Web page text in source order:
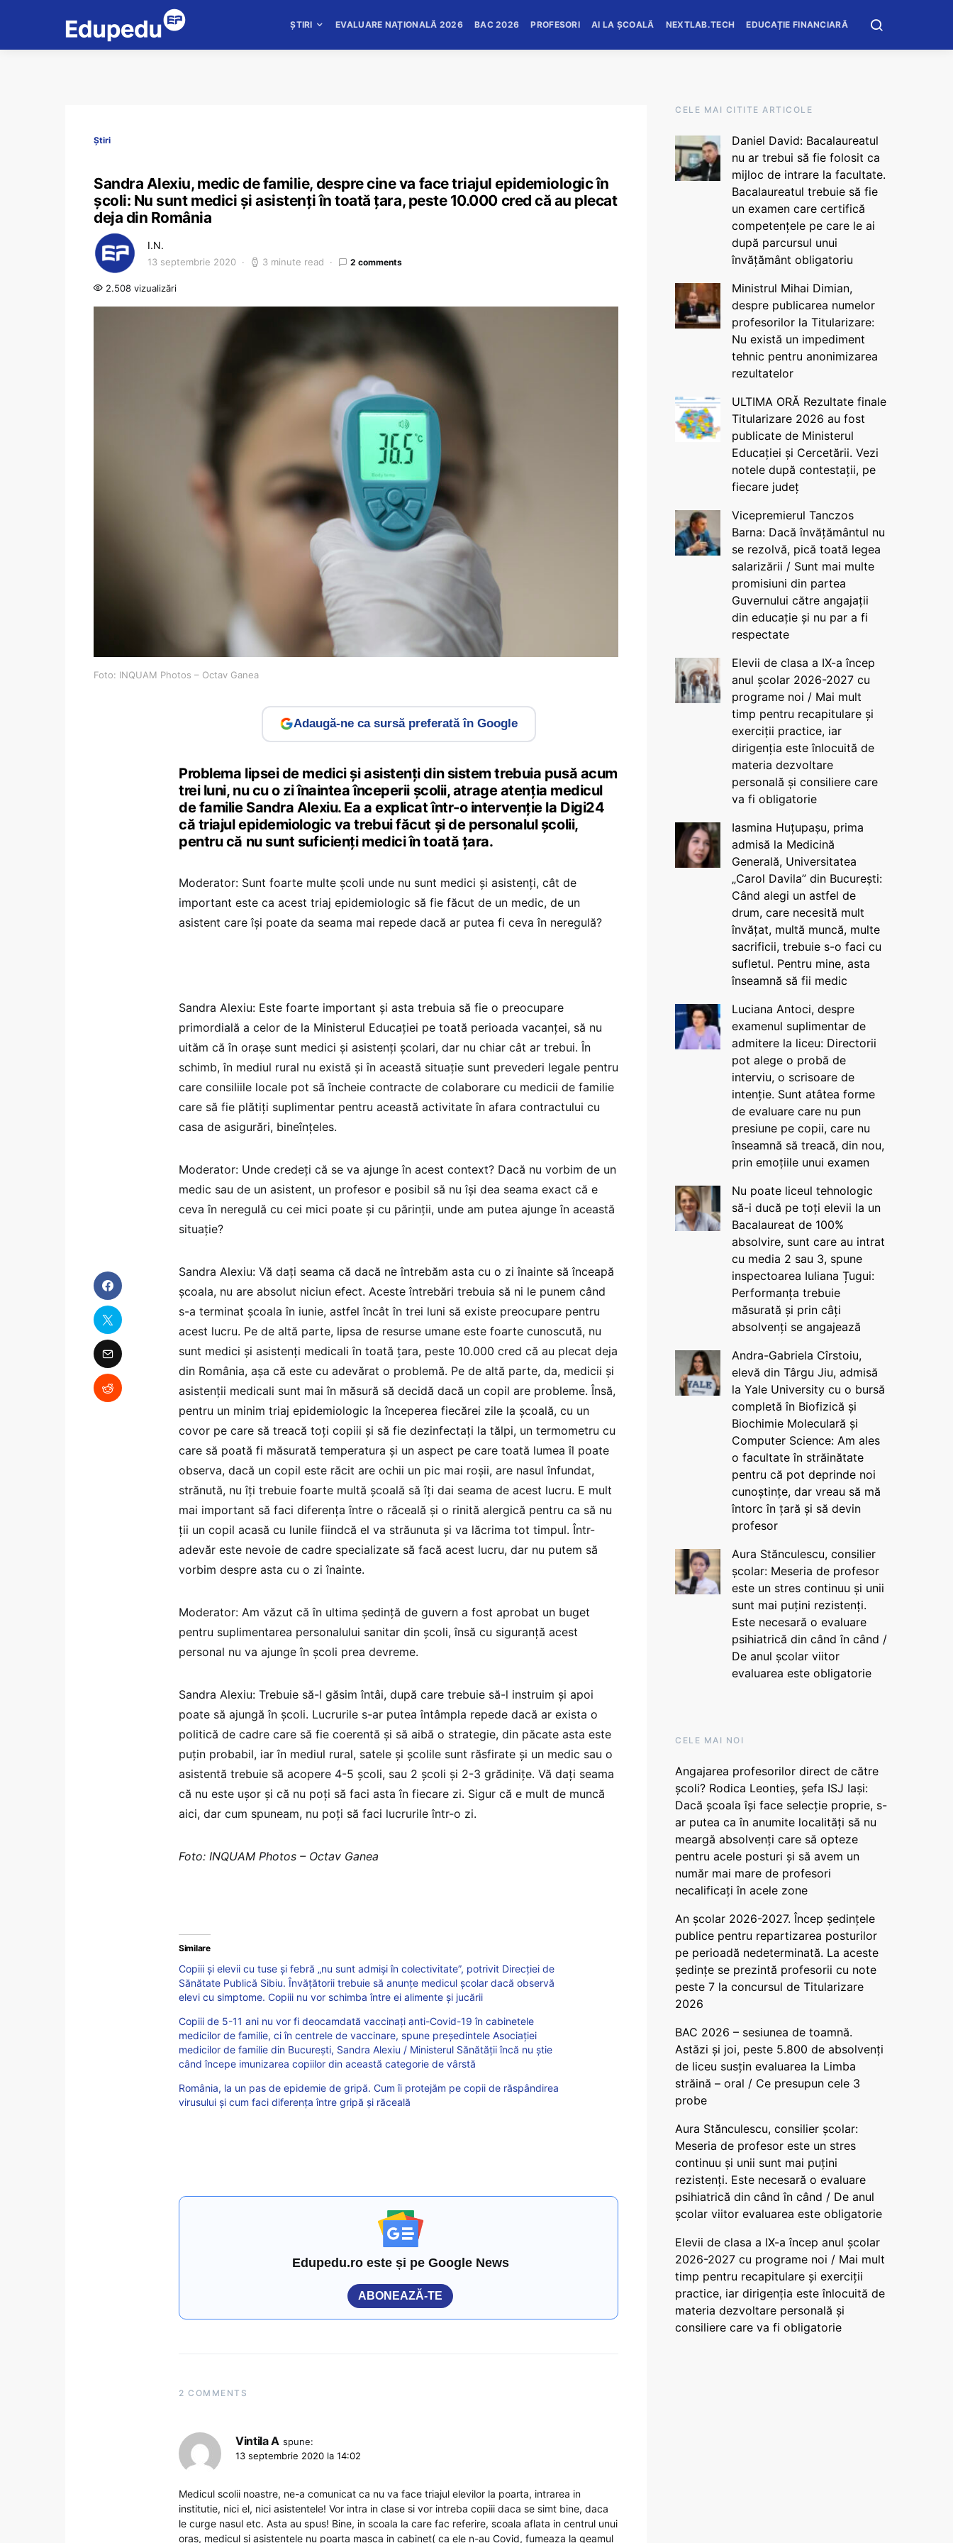
ȘTIRI EVALUARE NAȚIONALĂ 2026 BAC 2026 PROFESORI AI LA ȘCOALĂ NEXTLAB.TECH EDUCAȚIE FINANCIARĂ
Știri
Sandra Alexiu, medic de familie, despre cine va face triajul epidemiologic în
școli: Nu sunt medici și asistenți în toată țara, peste 10.000 cred că au plecat
deja din România
I.N.
13 septembrie 2020 3 minute read 2 comments
2.508 vizualizări
Foto: INQUAM Photos – Octav Ganea
Adaugă-ne ca sursă preferată în Google
Problema lipsei de medici și asistenți din sistem trebuia pusă acum
trei luni, nu cu o zi înaintea începerii școlii, atrage atenția medicul
de familie Sandra Alexiu. Ea a explicat într-o intervenție la Digi24
că triajul epidemiologic va trebui făcut și de personalul școlii,
pentru că nu sunt suficienți medici în toată țara.
Moderator: Sunt foarte multe școli unde nu sunt medici și asistenți, cât de
important este ca acest triaj epidemiologic să fie făcut de un medic, de un
asistent care își poate da seama mai repede dacă ar putea fi ceva în neregulă?
Sandra Alexiu: Este foarte important și asta trebuia să fie o preocupare
primordială a celor de la Ministerul Educației pe toată perioada vacanței, să nu
uităm că în orașe sunt medici și asistenți școlari, dar nu chiar cât ar trebui. În
schimb, în mediul rural nu există și în această situație sunt prevederi legale pentru
care consiliile locale pot să încheie contracte de colaborare cu medicii de familie
care să fie plătiți suplimentar pentru această activitate în afara contractului cu
casa de asigurări, bineînțeles.
Moderator: Unde credeți că se va ajunge în acest context? Dacă nu vorbim de un
medic sau de un asistent, un profesor e posibil să nu își dea seama exact că e
ceva în neregulă cu cei mici poate și cu părinții, unde am putea ajunge în această
situație?
Sandra Alexiu: Vă dați seama că dacă ne întrebăm asta cu o zi înainte să înceapă
școala, nu are absolut niciun efect. Aceste întrebări trebuia să ni le punem când
s-a terminat școala în iunie, astfel încât în trei luni să existe preocupare pentru
acest lucru. Pe de altă parte, lipsa de resurse umane este foarte cunoscută, nu
sunt medici și asistenți medicali în toată țara, peste 10.000 cred că au plecat deja
din România, așa că este cu adevărat o problemă. Pe de altă parte, da, medicii și
asistenții medicali sunt mai în măsură să decidă dacă un copil are probleme. Însă,
pentru un minim triaj epidemiologic la începerea fiecărei zile la școală, cu un
covor pe care să treacă toți copiii și să fie dezinfectați la tălpi, un termometru cu
care să poată fi măsurată temperatura și un aspect pe care toată lumea îl poate
observa, dacă un copil este răcit are ochii un pic mai roșii, are nasul înfundat,
strănută, nu îți trebuie foarte multă școală să îți dai seama de acest lucru. E mult
mai important să faci diferența între o răceală și o rinită alergică pentru ca să nu
ții un copil acasă cu lunile fiindcă el va străunuta și va lăcrima tot timpul. Într-
adevăr este nevoie de cadre specializate să facă acest lucru, dar nu putem să
vorbim despre asta cu o zi înainte.
Moderator: Am văzut că în ultima ședință de guvern a fost aprobat un buget
pentru suplimentarea personalului sanitar din școli, însă cu siguranță acest
personal nu va ajunge în școli prea devreme.
Sandra Alexiu: Trebuie să-l găsim întâi, după care trebuie să-l instruim și apoi
poate să ajungă în școli. Lucrurile s-ar putea întâmpla repede dacă ar exista o
politică de cadre care să fie coerentă și să aibă o strategie, din păcate asta este
puțin probabil, iar în mediul rural, satele și școlile sunt răsfirate și un medic sau o
asistentă trebuie să acopere 4-5 școli, sau 2 școli și 2-3 grădinițe. Vă dați seama
că nu este ușor și că nu poți să faci asta în fiecare zi. Sigur că e mult de muncă
aici, dar cum spuneam, nu poți să faci lucrurile într-o zi.
Foto: INQUAM Photos – Octav Ganea
Similare
Copiii și elevii cu tuse și febră „nu sunt admiși în colectivitate”, potrivit Direcției de
Sănătate Publică Sibiu. Învățătorii trebuie să anunțe medicul școlar dacă observă
elevi cu simptome. Copiii nu vor schimba între ei alimente și jucării
Copiii de 5-11 ani nu vor fi deocamdată vaccinați anti-Covid-19 în cabinetele
medicilor de familie, ci în centrele de vaccinare, spune președintele Asociației
medicilor de familie din București, Sandra Alexiu / Ministerul Sănătății încă nu știe
când începe imunizarea copiilor din această categorie de vârstă
România, la un pas de epidemie de gripă. Cum îi protejăm pe copii de răspândirea
virusului și cum faci diferența între gripă și răceală
Edupedu.ro este și pe Google News
ABONEAZĂ-TE
2 COMMENTS
Vintila A spune:
13 septembrie 2020 la 14:02
Medicul scolii noastre, ne-a comunicat ca nu va face triajul elevilor la poarta, intrarea in
institutie, nici el, nici asistentele! Vor intra in clase si vor intreba copiii daca se simt bine, daca
le curge nasul etc. Asta au spus! Bine, in scoala la care fac referire, scoala aflata in centrul unui
oras, medicul si asistentele nu poarta masca in cabinet( ca ele n-au Covid, fumeaza la geamul
CELE MAI CITITE ARTICOLE
Daniel David: Bacalaureatul
nu ar trebui să fie folosit ca
mijloc de intrare la facultate.
Bacalaureatul trebuie să fie
un examen care certifică
competențele pe care le ai
după parcursul unui
învățământ obligatoriu
Ministrul Mihai Dimian,
despre publicarea numelor
profesorilor la Titularizare:
Nu există un impediment
tehnic pentru anonimizarea
rezultatelor
ULTIMA ORĂ Rezultate finale
Titularizare 2026 au fost
publicate de Ministerul
Educației și Cercetării. Vezi
notele după contestații, pe
fiecare județ
Vicepremierul Tanczos
Barna: Dacă învățământul nu
se rezolvă, pică toată legea
salarizării / Sunt mai multe
promisiuni din partea
Guvernului către angajații
din educație și nu par a fi
respectate
Elevii de clasa a IX-a încep
anul școlar 2026-2027 cu
programe noi / Mai mult
timp pentru recapitulare și
exerciții practice, iar
dirigenția este înlocuită de
materia dezvoltare
personală și consiliere care
va fi obligatorie
Iasmina Huțupașu, prima
admisă la Medicină
Generală, Universitatea
„Carol Davila” din București:
Când alegi un astfel de
drum, care necesită mult
învățat, multă muncă, multe
sacrificii, trebuie s-o faci cu
sufletul. Pentru mine, asta
înseamnă să fii medic
Luciana Antoci, despre
examenul suplimentar de
admitere la liceu: Directorii
pot alege o probă de
interviu, o scrisoare de
intenție. Sunt atâtea forme
de evaluare care nu pun
presiune pe copii, care nu
înseamnă să treacă, din nou,
prin emoțiile unui examen
Nu poate liceul tehnologic
să-i ducă pe toți elevii la un
Bacalaureat de 100%
absolvire, sunt care au intrat
cu media 2 sau 3, spune
inspectoarea Iuliana Țugui:
Performanța trebuie
măsurată și prin câți
absolvenți se angajează
Andra-Gabriela Cîrstoiu,
elevă din Târgu Jiu, admisă
la Yale University cu o bursă
completă în Biofizică și
Biochimie Moleculară și
Computer Science: Am ales
o facultate în străinătate
pentru că pot deprinde noi
cunoștințe, dar vreau să mă
întorc în țară și să devin
profesor
Aura Stănculescu, consilier
școlar: Meseria de profesor
este un stres continuu și unii
sunt mai puțini rezistenți.
Este necesară o evaluare
psihiatrică din când în când /
De anul școlar viitor
evaluarea este obligatorie
CELE MAI NOI
Angajarea profesorilor direct de către
școli? Rodica Leontieș, șefa ISJ Iași:
Dacă școala își face selecție proprie, s-
ar putea ca în anumite localități să nu
meargă absolvenți care să opteze
pentru acele posturi și să avem un
număr mai mare de profesori
necalificați în acele zone
An școlar 2026-2027. Încep ședințele
publice pentru repartizarea posturilor
pe perioadă nedeterminată. La aceste
ședințe se prezintă profesorii cu note
peste 7 la concursul de Titularizare
2026
BAC 2026 – sesiunea de toamnă.
Astăzi și joi, peste 5.800 de absolvenți
de liceu susțin evaluarea la Limba
străină – oral / Ce presupun cele 3
probe
Aura Stănculescu, consilier școlar:
Meseria de profesor este un stres
continuu și unii sunt mai puțini
rezistenți. Este necesară o evaluare
psihiatrică din când în când / De anul
școlar viitor evaluarea este obligatorie
Elevii de clasa a IX-a încep anul școlar
2026-2027 cu programe noi / Mai mult
timp pentru recapitulare și exerciții
practice, iar dirigenția este înlocuită de
materia dezvoltare personală și
consiliere care va fi obligatorie